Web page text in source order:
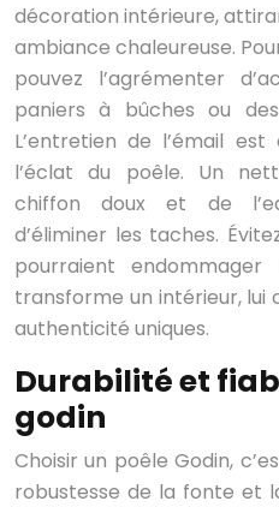
décoration intérieure,
ambiance chaleureuse.
pouvez l’agrémenter
paniers à bûches ou
L’entretien de l’émail
l’éclat du poêle. Un
chiffon doux et de
d’éliminer les taches.
pourraient endommager
transforme un intérieur,
authenticité uniques.
Durabilité et
godin
Choisir un poêle Godin,
robustesse de la fonte et